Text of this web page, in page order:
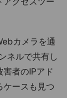
カメラを通
ネルで共有し
者のIPアド
ケースも見つ